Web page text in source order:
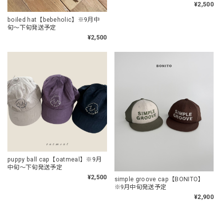
boiled hat【bebeholic】※9月中
旬〜下旬発送予定
¥2,500
¥2,500
puppy ball cap【oatmeal】※9月
中旬〜下旬発送予定
¥2,500
simple groove cap【BONITO】
※9月中旬発送予定
¥2,900